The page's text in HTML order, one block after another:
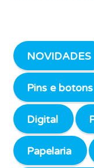
NOVIDADES
Pins e botons
Digital
Papelaria